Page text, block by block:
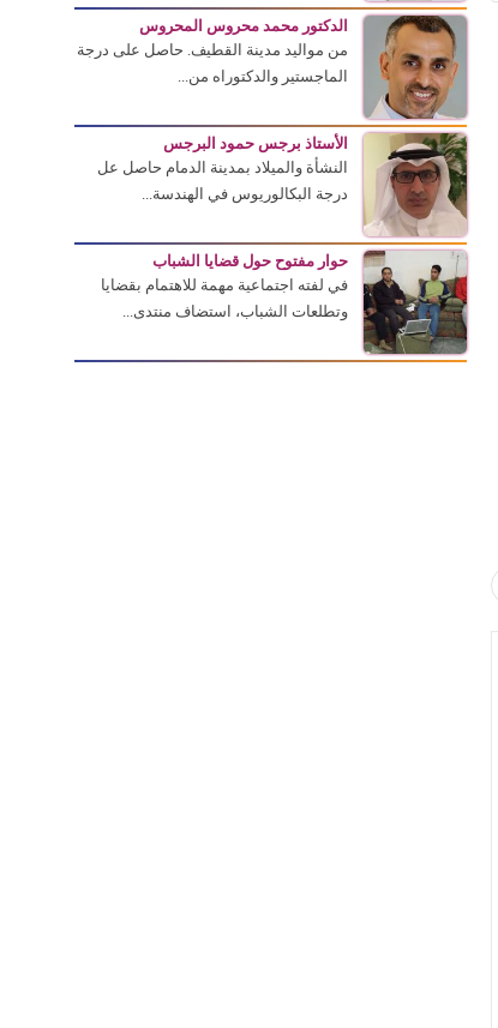
الدكتور محمد محروس المحروس
من مواليد مدينة القطيف. حاصل على درجة
الماجستير والدكتوراه من...
الأستاذ برجس حمود البرجس
النشأة والميلاد بمدينة الدمام حاصل عل
درجة البكالوريوس في الهندسة...
حوار مفتوح حول قضايا الشباب
في لفته اجتماعية مهمة للاهتمام بقضايا
وتطلعات الشباب، استضاف منتدى...